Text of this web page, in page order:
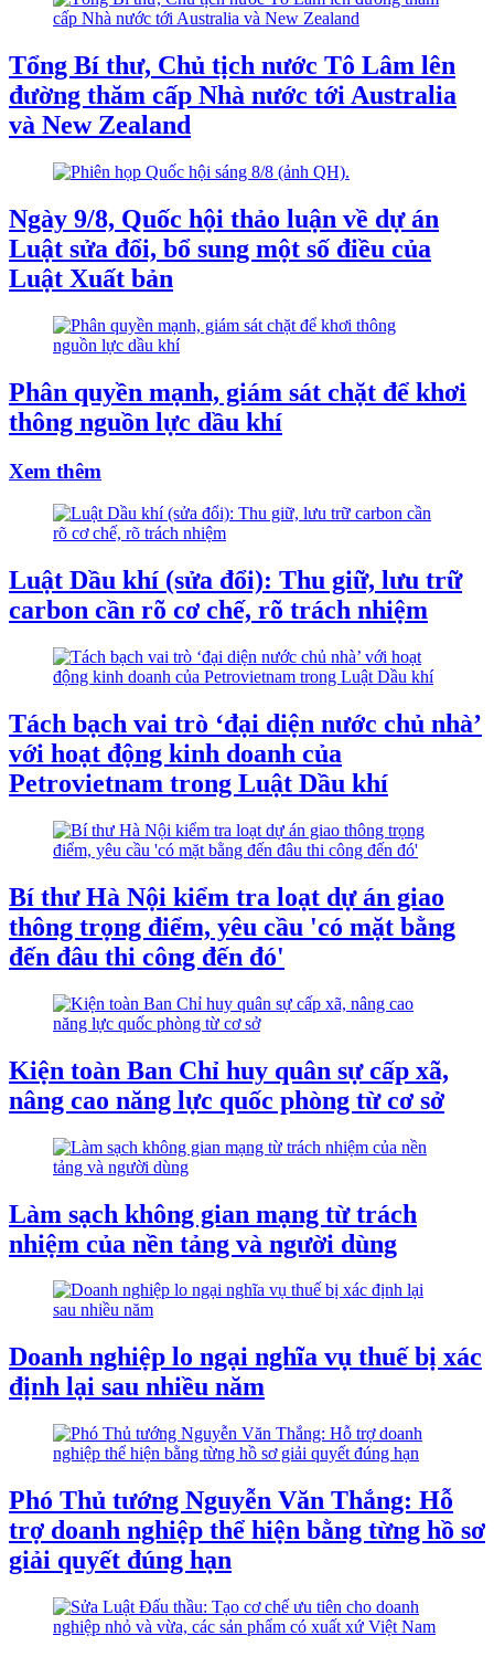
Tổng Bí thư, Chủ tịch nước Tô Lâm lên
đường thăm cấp Nhà nước tới Australia
và New Zealand
Ngày 9/8, Quốc hội thảo luận về dự án
Luật sửa đổi, bổ sung một số điều của
Luật Xuất bản
Phân quyền mạnh, giám sát chặt để khơi
thông nguồn lực dầu khí
Xem thêm
Luật Dầu khí (sửa đổi): Thu giữ, lưu trữ
carbon cần rõ cơ chế, rõ trách nhiệm
Tách bạch vai trò ‘đại diện nước chủ nhà’
với hoạt động kinh doanh của
Petrovietnam trong Luật Dầu khí
Bí thư Hà Nội kiểm tra loạt dự án giao
thông trọng điểm, yêu cầu 'có mặt bằng
đến đâu thi công đến đó'
Kiện toàn Ban Chỉ huy quân sự cấp xã,
nâng cao năng lực quốc phòng từ cơ sở
Làm sạch không gian mạng từ trách
nhiệm của nền tảng và người dùng
Doanh nghiệp lo ngại nghĩa vụ thuế bị xác
định lại sau nhiều năm
Phó Thủ tướng Nguyễn Văn Thắng: Hỗ
trợ doanh nghiệp thể hiện bằng từng hồ sơ
giải quyết đúng hạn